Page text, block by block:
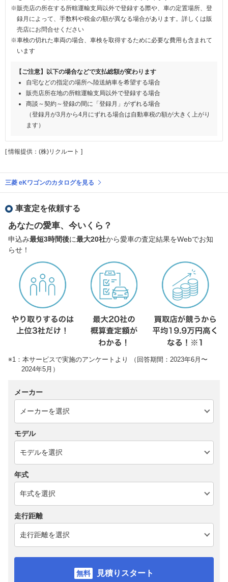
※販売店の所在する所轄運輸支局以外で登録する際や、車の定置場所、登
録月によって、手数料や税金の額が異なる場合があります。詳しくは販
売店にお問合せください
※車検の切れた車両の場合、車検を取得するために必要な費用も含まれて
います
【ご注意】以下の場合などで支払総額が変わります
自宅などの指定の場所へ陸送納車を希望する場合
販売店所在地の所轄運輸支局以外で登録する場合
商談～契約～登録の間に「登録月」がずれる場合
（登録月が3月から4月にずれる場合は自動車税の額が大きく上がり
ます）
[ 情報提供：(株)リクルート ]
三菱 eKワゴンのカタログを見る
車査定を依頼する
あなたの愛車、今いくら？
申込み最短3時間後に最大20社から愛車の査定結果をWebでお知
らせ！
※1：本サービスで実施のアンケートより （回答期間：2023年6月〜
2024年5月）
メーカー
モデル
年式
走行距離
見積りスタート